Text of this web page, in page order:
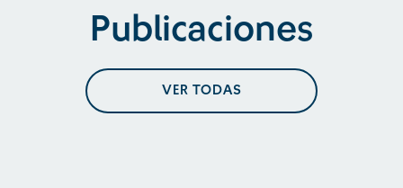
Publicaciones
VER TODAS